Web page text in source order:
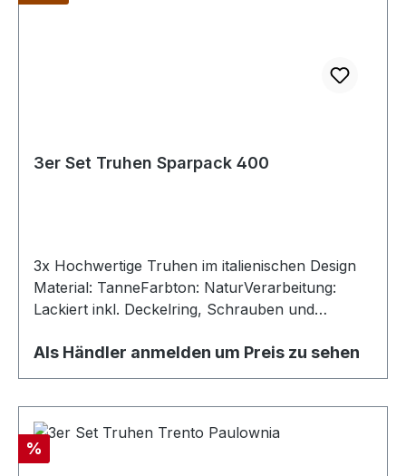
3er Set Truhen Sparpack 400
3x Hochwertige Truhen im italienischen Design
Material: TanneFarbton: NaturVerarbeitung:
Lackiert inkl. Deckelring, Schrauben und
Als Händler anmelden um Preis zu sehen
Rabatt
%